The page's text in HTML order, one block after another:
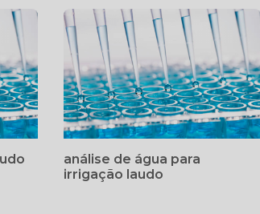
análise de água para
irrigação laudo